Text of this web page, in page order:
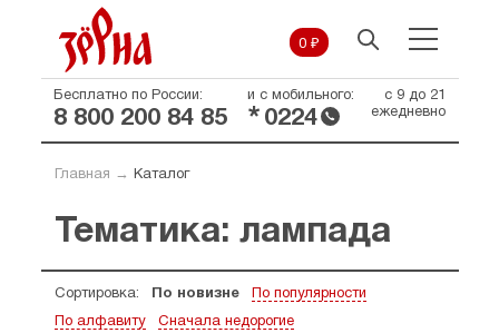
0 ₽
Бесплатно по России:
8 800 200 84 85
и с мобильного:
* 0224
с 9 до 21
ежедневно
Главная → Каталог
Тематика: лампада
Сортировка: По новизне По популярности
По алфавиту Сначала недорогие